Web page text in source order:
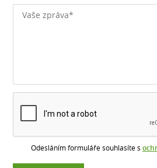
Odesláním formuláře souhlasíte s